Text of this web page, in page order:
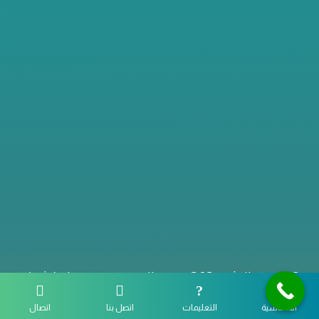
© حقوق النشر 2024، جميع الحقوق محفوظة | شركة
الأساسية التعليمات اتصل بنا اتصال